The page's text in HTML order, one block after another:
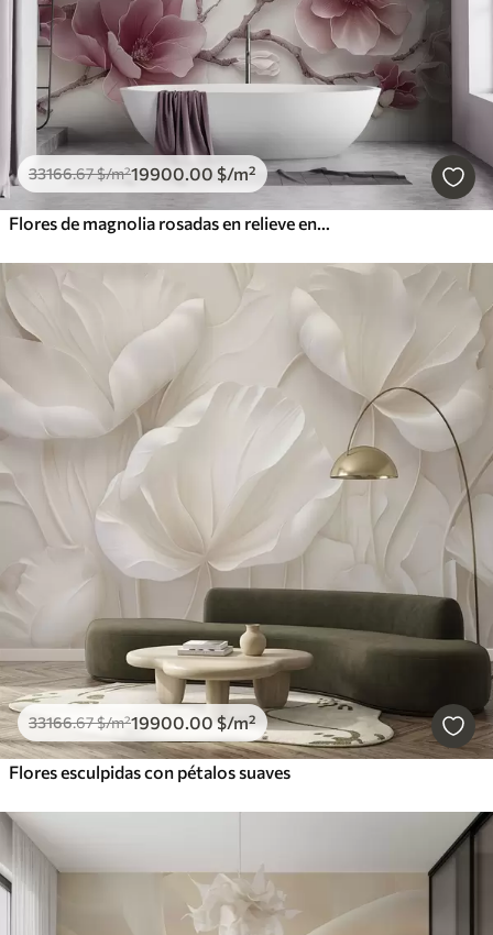
33166.67$/m²19900.00 $/m²
Flores de magnolia rosadas en relieve en una rama elegante
33166.67$/m²19900.00 $/m²
Flores esculpidas con pétalos suaves